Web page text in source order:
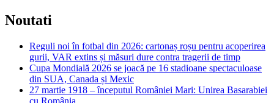
Noutati
Reguli noi în fotbal din 2026: cartonaș roșu pentru acoperirea
gurii, VAR extins și măsuri dure contra tragerii de timp
Cupa Mondială 2026 se joacă pe 16 stadioane spectaculoase
din SUA, Canada și Mexic
27 martie 1918 – începutul României Mari: Unirea Basarabiei
cu România